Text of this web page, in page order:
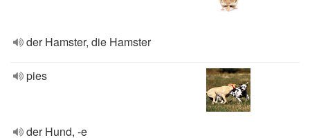
der Hamster, die Hamster
pies
der Hund, -e